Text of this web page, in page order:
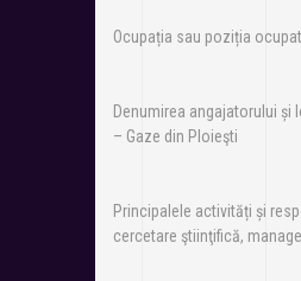
Ocupația sau poziția
Denumirea angajatorului și
– Gaze din Ploieşti
Principalele activități și
cercetare ştiinţifică,